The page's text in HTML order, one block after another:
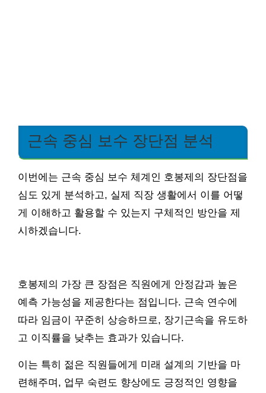
근속 중심 보수 장단점 분석
이번에는 근속 중심 보수 체계인 호봉제의 장단점을
심도 있게 분석하고, 실제 직장 생활에서 이를 어떻
게 이해하고 활용할 수 있는지 구체적인 방안을 제
시하겠습니다.
호봉제의 가장 큰 장점은 직원에게 안정감과 높은
예측 가능성을 제공한다는 점입니다. 근속 연수에
따라 임금이 꾸준히 상승하므로, 장기근속을 유도하
고 이직률을 낮추는 효과가 있습니다.
이는 특히 젊은 직원들에게 미래 설계의 기반을 마
련해주며, 업무 숙련도 향상에도 긍정적인 영향을